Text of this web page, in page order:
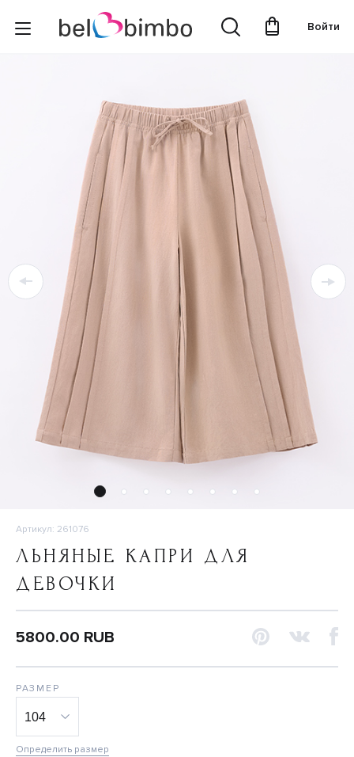
Войти
Артикул: 261076
ЛЬНЯНЫЕ КАПРИ ДЛЯ
ДЕВОЧКИ
5800.00 RUB
РАЗМЕР
Определить размер